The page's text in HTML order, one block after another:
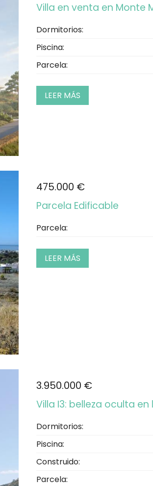
Villa en venta en Monte
Dormitorios:
Piscina:
Parcela:
LEER MÁS
475.000 €
Parcela Edificable
Parcela:
LEER MÁS
3.950.000 €
Villa I3: belleza oculta
Dormitorios:
Piscina:
Construido:
Parcela: